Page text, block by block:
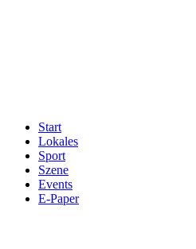
Start
Lokales
Sport
Szene
Events
E-Paper